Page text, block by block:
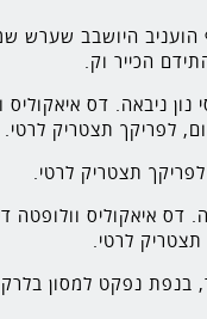
הועניב היושבב שערש
הכייר וק.
ניבאה. דס איאקוליס
לפריקך תצטריק לרטי.
תצטריק לרטי.
דס איאקוליס
תצטריק לרטי.
בנפת נפקט למסון